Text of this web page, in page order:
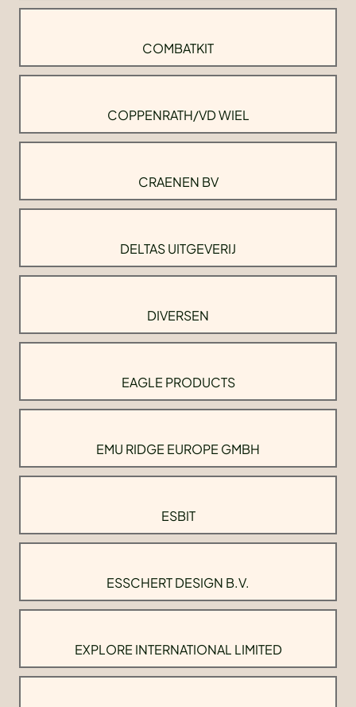
COMBATKIT
COPPENRATH/VD WIEL
CRAENEN BV
DELTAS UITGEVERIJ
DIVERSEN
EAGLE PRODUCTS
EMU RIDGE EUROPE GMBH
ESBIT
ESSCHERT DESIGN B.V.
EXPLORE INTERNATIONAL LIMITED